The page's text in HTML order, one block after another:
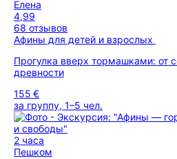
Елена
4,99
68 отзывов
Афины для детей и взрослых
Прогулка вверх тормашками: от
древности
155 €
за группу, 1–5 чел.
2 часа
Пешком